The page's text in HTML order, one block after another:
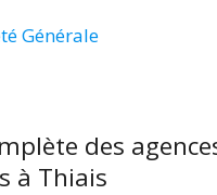
Générale
des
à Thiais